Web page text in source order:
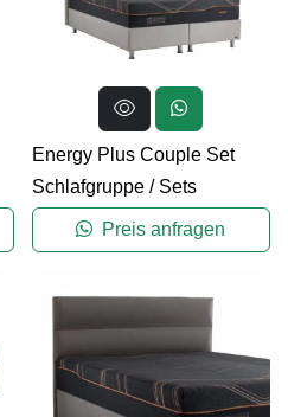
Energy Plus Couple Set
Schlafgruppe/ Sets
Preis anfragen